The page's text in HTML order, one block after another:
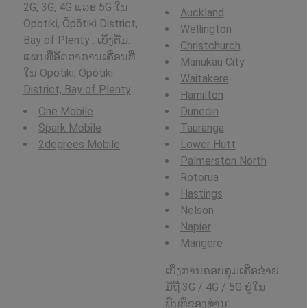
2G, 3G, 4G ແລະ 5G ໃນ
Opotiki, Ōpōtiki District,
Bay of Plenty . ເບິ່ງຕື່ມ:
ແຜນທີ່ອັດຕາການເຄື່ອນທີ່
ໃນ Opotiki, Ōpōtiki
District, Bay of Plenty.
One Mobile
Spark Mobile
2degrees Mobile
Auckland
Wellington
Christchurch
Manukau City
Waitakere
Hamilton
Dunedin
Tauranga
Lower Hutt
Palmerston North
Rotorua
Hastings
Nelson
Napier
Mangere
ເບິ່ງການຄອບຄຸມເຄືອຂ່າຍ
ມືຖື 3G / 4G / 5G ຢູ່ໃນ
ພື້ນທີ່ຂອງທ່ານ: